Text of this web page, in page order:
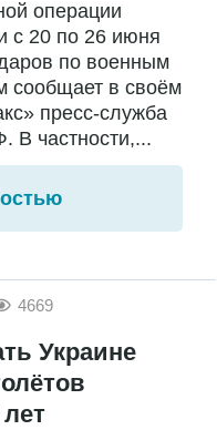
операции
с 20 по 26 июня
по военным
сообщает в своём
пресс-служба
В частности,...
4669
Украине